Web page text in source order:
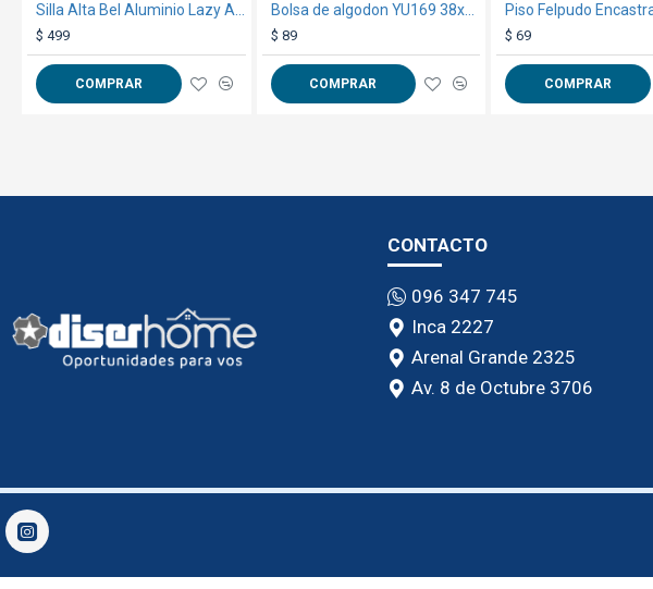
$ 499
COMPRAR
Bolsa de algodon YU169 38x42cm Blanco
$ 89
COMPRAR
$ 69
COMPRAR
CONTACTO
096 347 745
Inca 2227
Arenal Grande 2325
Av. 8 de Octubre 3706